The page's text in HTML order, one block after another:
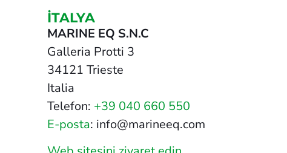
İTALYA
MARINE EQ S.N.C
Galleria Protti 3
34121 Trieste
Italia
Telefon: +39 040 660 550
E-posta: info@marineeq.com